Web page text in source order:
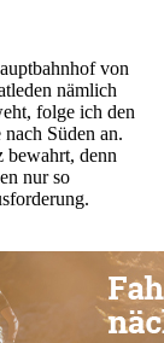
von
nämlich
folge ich den
Süden an.
bewahrt, denn
nur so